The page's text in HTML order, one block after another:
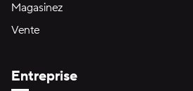
Magasinez
Vente
Entreprise